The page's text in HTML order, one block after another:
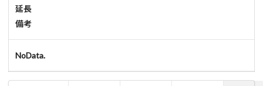
延長
備考
NoData.